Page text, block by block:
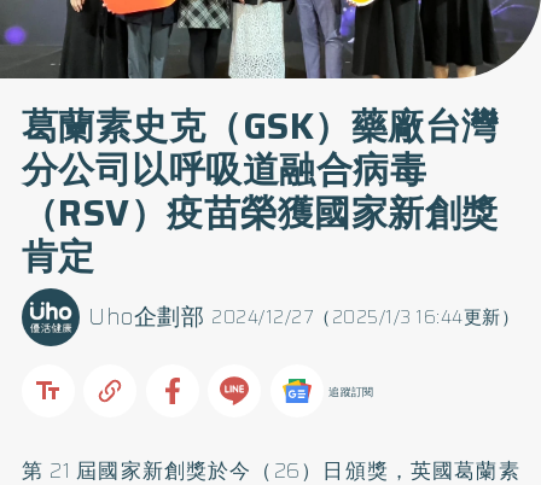
葛蘭素史克（GSK）藥廠台灣
分公司以呼吸道融合病毒
（RSV）疫苗榮獲國家新創獎
肯定
2024/12/27（2025/1/3 16:44更新）
Uho企劃部
追蹤訂閱
第 21 屆國家新創獎於今（26）日頒獎，英國葛蘭素